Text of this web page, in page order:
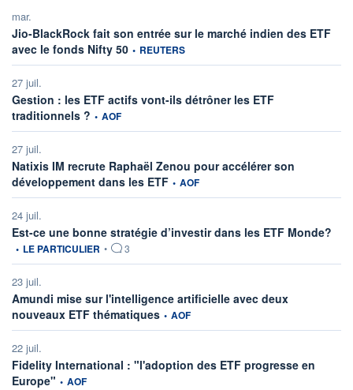
mar.
Jio-BlackRock fait son entrée sur le marché indien des ETF
avec le fonds Nifty 50information fournie par
• REUTERS
27 juil.
Gestion : les ETF actifs vont-ils détrôner les ETF
traditionnels ? information fournie par
• AOF
27 juil.
Natixis IM recrute Raphaël Zenou pour accélérer son
développement dans les ETFinformation fournie par
• AOF
24 juil.
Est-ce une bonne stratégie d’investir dans les ETF Monde?
• LE PARTICULIER • 3
23 juil.
Amundi mise sur l'intelligence artificielle avec deux
nouveaux ETF thématiques information fournie par
• AOF
22 juil.
Fidelity International : "l'adoption des ETF progresse en
Europe" information fournie par
• AOF